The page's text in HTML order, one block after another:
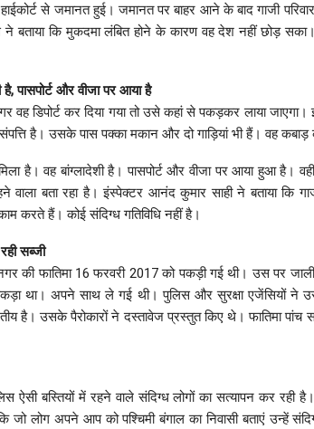
से जमानत हुई। जमानत पर बाहर आने के बाद गाजी
बताया कि मुकदमा लंबित होने के कारण वह देश नहीं छोड़
है, पासपोर्ट और वीजा पर आया है
वह डिपोर्ट कर दिया गया तो उसे कहां से पकड़कर लाया जाएगा।
है। उसके पास पक्का मकान और दो गाड़ियां भी हैं। वह कबाड़
है। वह बांग्लादेशी है। पासपोर्ट और वीजा पर आया हुआ है।
बता रहा है। इंस्पेक्टर आनंद कुमार साही ने बताया कि
करते हैं। कोई संदिग्ध गतिविधि नहीं है।
सब्जी
की फातिमा 16 फरवरी 2017 को पकड़ी गई थी। उस पर
था। अपने साथ ले गई थी। पुलिस और सुरक्षा एजेंसियों ने उस
है। उसके पैरोकारों ने दस्तावेज प्रस्तुत किए थे। फातिमा पांच
ऐसी बस्तियों में रहने वाले संदिग्ध लोगों का सत्यापन कर रही
जो लोग अपने आप को पश्चिमी बंगाल का निवासी बताएं उन्हें